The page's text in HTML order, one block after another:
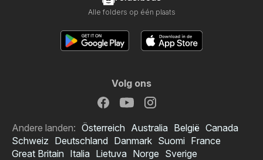
Alle folders op één plaats
Volg ons
Andere landen: Österreich Australia België Canada
Schweiz Deutschland Danmark Suomi France
Great Britain Italia Lietuva Norge Sverige